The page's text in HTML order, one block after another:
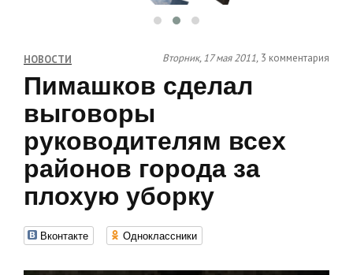
НОВОСТИ Вторник, 17 мая 2011, 3 комментария
Пимашков сделал
выговоры
руководителям всех
районов города за
плохую уборку
Вконтакте Одноклассники